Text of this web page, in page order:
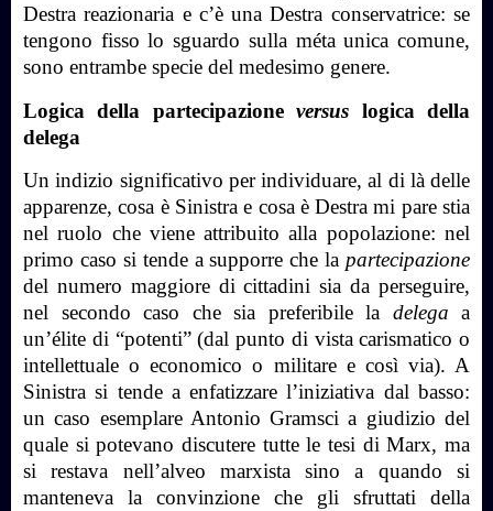
Destra reazionaria e c’è una Destra conservatrice: se
tengono fisso lo sguardo sulla méta unica comune,
sono entrambe specie del medesimo genere.
Logica della partecipazioneversus logica della
delega
Un indizio significativo per individuare, al di là delle
apparenze, cosa è Sinistra e cosa è Destra mi pare stia
nel ruolo che viene attribuito alla popolazione: nel
primo caso si tende a supporre che la partecipazione
del numero maggiore di cittadini sia da perseguire,
nel secondo caso che sia preferibile la delega a
un’élite di “potenti” (dal punto di vista carismatico o
intellettuale o economico o militare e così via). A
Sinistra si tende a enfatizzare l’iniziativa dal basso:
un caso esemplare Antonio Gramsci a giudizio del
quale si potevano discutere tutte le tesi di Marx, ma
si restava nell’alveo marxista sino a quando si
manteneva la convinzione che gli sfruttati della